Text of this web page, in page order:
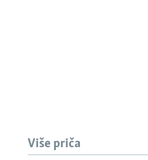
Više priča